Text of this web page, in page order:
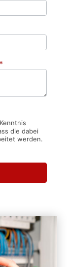
*
die dabei
werden.